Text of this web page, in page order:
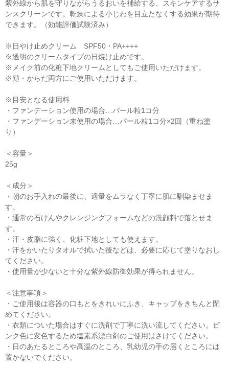
紫外線から肌を守りながらうるおいを補給する、スキンケアするサ
ンスクリーンです。乾燥による小じわを目立たなくする効果が期待
できます。（効能評価試験済み）
※日やけ止めクリーム SPF50・PA++++
※透明のクリームタイプの日焼け止めです。
※メイク前の化粧下地クリームとしてもご使用いただけます。
※顔・からだ両方にご使用いただけます。
※目安となる使用料
・ファンデーション使用の場合…パール粒1コ分
・ファンデーション未使用の場合…パール粒1コ分×2回（重ね塗
り）
＜容量＞
25g
＜成分＞
・朝のお手入れの最後に、適量をムラなく丁寧に肌に馴染ませま
す。
・通常の石けんやクレンジングフォームなどの洗顔料で落とせま
す。
・汗・皮脂に強く、化粧下地としても使えます。
・汗をかいたりタオルで拭いた後などは、必要に応じて塗りなおし
てください。
・使用量が少ないと十分な紫外線防御効果が得られません。
＜注意事項＞
・ご使用後は容器の口もとをきれいにふき、キャップをきちんと閉
めてください。
・衣類についた場合はすぐに洗剤で丁寧に洗い流してください。ピ
ンク色に変色するため塩素系漂白剤のご使用はさけてください。
・日のあたるところや高温のところ、乳幼児の手の届くところには
置かないでください。